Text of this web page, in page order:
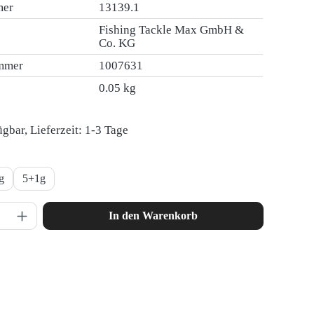
13139.1
Fishing Tackle Max GmbH &
Co. KG
1007631
0.05 kg
Lieferzeit: 1-3 Tage
5+1g
Gib den gewünschten Wert ein oder
In den Warenkorb